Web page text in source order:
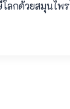
ลกด้วยสมุนไพร